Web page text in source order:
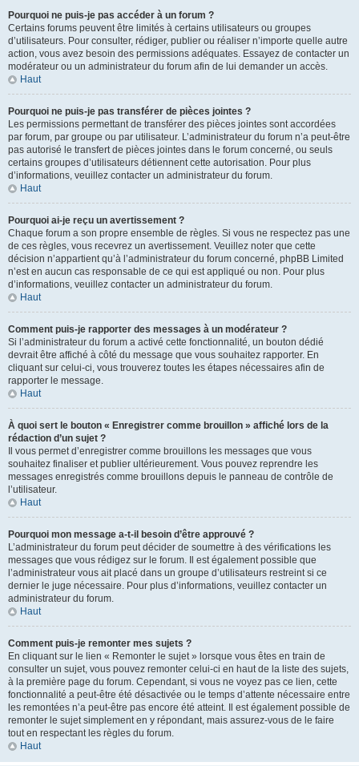
Pourquoi ne puis-je pas accéder à un forum ?
Certains forums peuvent être limités à certains utilisateurs ou groupes
d’utilisateurs. Pour consulter, rédiger, publier ou réaliser n’importe quelle autre
action, vous avez besoin des permissions adéquates. Essayez de contacter un
modérateur ou un administrateur du forum afin de lui demander un accès.
Haut
Pourquoi ne puis-je pas transférer de pièces jointes ?
Les permissions permettant de transférer des pièces jointes sont accordées
par forum, par groupe ou par utilisateur. L’administrateur du forum n’a peut-être
pas autorisé le transfert de pièces jointes dans le forum concerné, ou seuls
certains groupes d’utilisateurs détiennent cette autorisation. Pour plus
d’informations, veuillez contacter un administrateur du forum.
Haut
Pourquoi ai-je reçu un avertissement ?
Chaque forum a son propre ensemble de règles. Si vous ne respectez pas une
de ces règles, vous recevrez un avertissement. Veuillez noter que cette
décision n’appartient qu’à l’administrateur du forum concerné, phpBB Limited
n’est en aucun cas responsable de ce qui est appliqué ou non. Pour plus
d’informations, veuillez contacter un administrateur du forum.
Haut
Comment puis-je rapporter des messages à un modérateur ?
Si l’administrateur du forum a activé cette fonctionnalité, un bouton dédié
devrait être affiché à côté du message que vous souhaitez rapporter. En
cliquant sur celui-ci, vous trouverez toutes les étapes nécessaires afin de
rapporter le message.
Haut
À quoi sert le bouton « Enregistrer comme brouillon » affiché lors de la
rédaction d’un sujet ?
Il vous permet d’enregistrer comme brouillons les messages que vous
souhaitez finaliser et publier ultérieurement. Vous pouvez reprendre les
messages enregistrés comme brouillons depuis le panneau de contrôle de
l’utilisateur.
Haut
Pourquoi mon message a-t-il besoin d’être approuvé ?
L’administrateur du forum peut décider de soumettre à des vérifications les
messages que vous rédigez sur le forum. Il est également possible que
l’administrateur vous ait placé dans un groupe d’utilisateurs restreint si ce
dernier le juge nécessaire. Pour plus d’informations, veuillez contacter un
administrateur du forum.
Haut
Comment puis-je remonter mes sujets ?
En cliquant sur le lien « Remonter le sujet » lorsque vous êtes en train de
consulter un sujet, vous pouvez remonter celui-ci en haut de la liste des sujets,
à la première page du forum. Cependant, si vous ne voyez pas ce lien, cette
fonctionnalité a peut-être été désactivée ou le temps d’attente nécessaire entre
les remontées n’a peut-être pas encore été atteint. Il est également possible de
remonter le sujet simplement en y répondant, mais assurez-vous de le faire
tout en respectant les règles du forum.
Haut